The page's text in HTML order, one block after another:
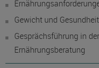
Gewicht und Gesundheit
Gesprächsführung in der